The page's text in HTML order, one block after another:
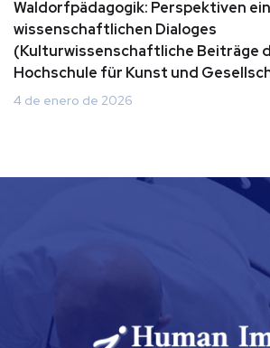
Waldorfpädagogik: Perspektiven
wissenschaftlichen Dialoges
(Kulturwissenschaftliche Beiträge
Hochschule für Kunst und
4 de enero de 2026